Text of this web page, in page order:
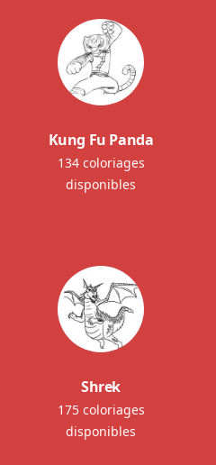
Kung Fu Panda
134 coloriages
disponibles
Shrek
175 coloriages
disponibles